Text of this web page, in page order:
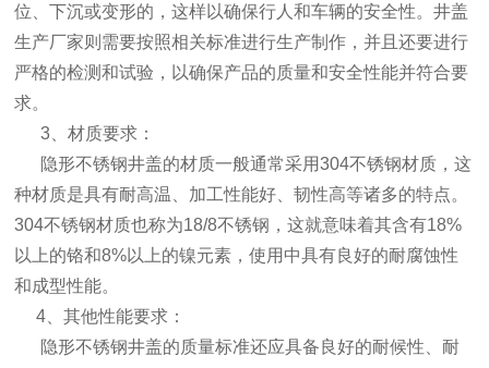
位、下沉或变形的，这样以确保行人和车辆的安全性。井盖
生产厂家则需要按照相关标准进行生产制作，并且还要进行
严格的检测和试验，以确保产品的质量和安全性能并符合要
求‌。
3、材质要求‌：
隐形不锈钢井盖的材质一般通常采用304不锈钢材质，这
种材质是具有耐高温、加工性能好、韧性高等诸多的特点。
304不锈钢材质也称为18/8不锈钢，这就意味着其含有18%
以上的铬和8%以上的镍元素，使用中具有良好的耐腐蚀性
和成型性‌能。
4、其他性能要求‌：
隐形不锈钢井盖的质量标准还应具备良好的耐候性、耐